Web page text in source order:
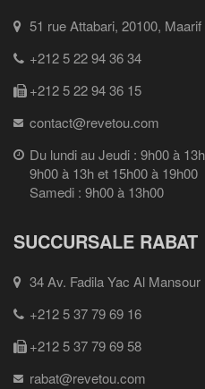
51 rue Attabari, 20100,
+212 5 22 94 36 34
+212 5 22 94 36 15
contact@revetou.com
Du lundi au Jeudi : 9h00 à
9h00 à 13h et 15h00 à 19h00
Samedi : 9h00 à 13h00
SUCCURSALE RABAT
34 Av. Fadila Yac Al
+212 5 37 79 69 16
+212 5 37 79 69 58
rabat@revetou.com